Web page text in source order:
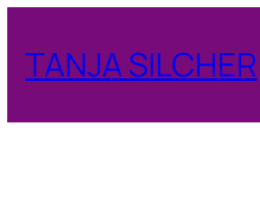
springen
TANJA SILCHER